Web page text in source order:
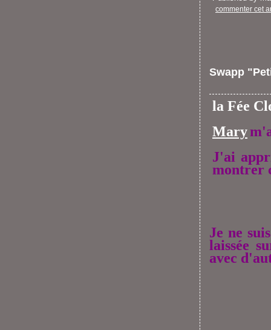
commenter cet
Swapp
la Fée
Mary
J'ai
montrer
Je ne
laissée
avec